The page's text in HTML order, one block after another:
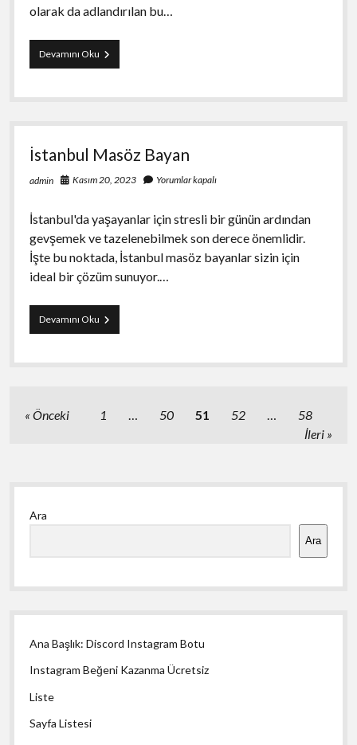
olarak da adlandırılan bu…
Devamını OkuPalandöken
Saç
–
Gölgelendirme
İstanbul Masöz Bayan
admin Kasım 20, 2023 Yorumlar kapalı
İstanbul'da yaşayanlar için stresli bir günün ardından
gevşemek ve tazelenebilmek son derece önemlidir.
İşte bu noktada, İstanbul masöz bayanlar sizin için
ideal bir çözüm sunuyor.…
Devamını Okuİstanbul
Masöz
Yazı
Önceki 1 50 51 52
58
İleri
Yan
Menü
Ara
Ara
Ana Başlık: Discord Instagram Botu
Instagram Beğeni Kazanma Ücretsiz
Liste
Sayfa Listesi